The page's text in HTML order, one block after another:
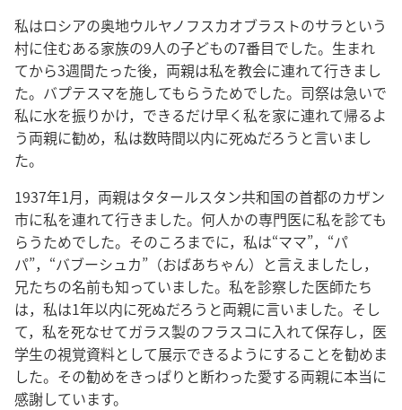
私はロシアの奥地ウルヤノフスカオブラストのサラという
村に住むある家族の9人の子どもの7番目でした。生まれ
てから3週間たった後，両親は私を教会に連れて行きまし
た。バプテスマを施してもらうためでした。司祭は急いで
私に水を振りかけ，できるだけ早く私を家に連れて帰るよ
う両親に勧め，私は数時間以内に死ぬだろうと言いまし
た。
1937年1月，両親はタタールスタン共和国の首都のカザン
市に私を連れて行きました。何人かの専門医に私を診ても
らうためでした。そのころまでに，私は“ママ”，“パ
パ”，“バブーシュカ”（おばあちゃん）と言えましたし，
兄たちの名前も知っていました。私を診察した医師たち
は，私は1年以内に死ぬだろうと両親に言いました。そし
て，私を死なせてガラス製のフラスコに入れて保存し，医
学生の視覚資料として展示できるようにすることを勧めま
した。その勧めをきっぱりと断わった愛する両親に本当に
感謝しています。